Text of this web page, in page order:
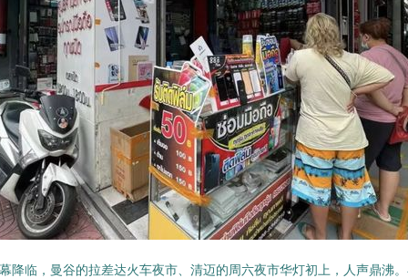
降临，曼谷的拉差达火车夜市、清迈的周六夜市华灯初上，人声鼎沸